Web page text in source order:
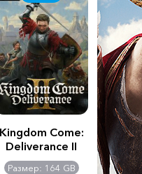
Kingdom Come:
Deliverance II
Размер: 164 GB
The